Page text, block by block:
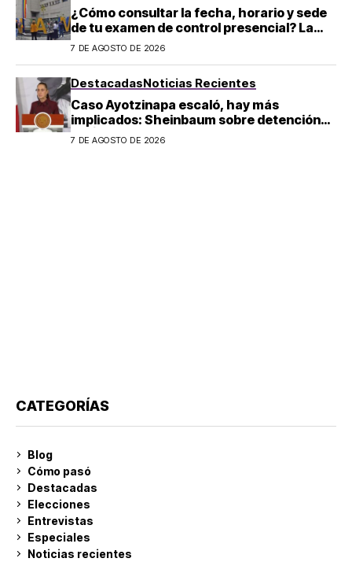
¿Cómo consultar la fecha, horario y sede
de tu examen de control presencial? La
UNAM da pasos a seguir
7 DE AGOSTO DE 2026
DestacadasNoticias Recientes
Caso Ayotzinapa escaló, hay más
implicados: Sheinbaum sobre detención
de Ángel Aguirre
7 DE AGOSTO DE 2026
CATEGORÍAS
Blog
Cómo pasó
Destacadas
Elecciones
Entrevistas
Especiales
Noticias recientes